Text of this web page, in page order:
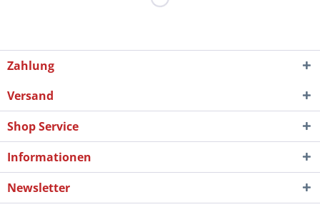
Zahlung
Versand
Shop Service
Informationen
Newsletter